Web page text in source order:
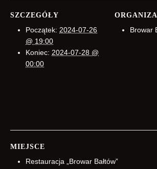
SZCZEGÓŁY
Początek: 2024-07-26
@ 19:00
Koniec: 2024-07-28 @
00:00
Browar
MIEJSCE
Restauracja „Browar Bałtów”